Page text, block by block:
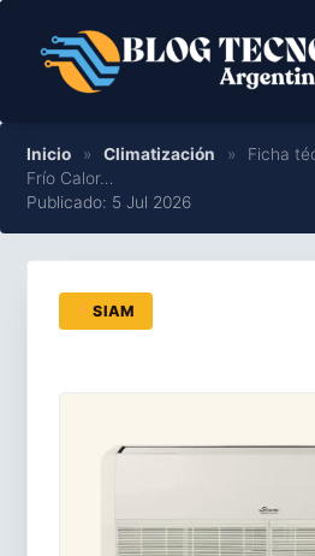
contenido
Inicio » Climatización »
Ficha
Frío Calor…
Publicado: 5 Jul 2026
SIAM